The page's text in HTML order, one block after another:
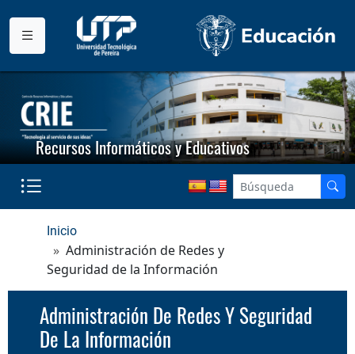
Recursos Informáticos y Educativos
Inicio
Administración de Redes y
Seguridad de la Información
Administración De Redes Y Seguridad
De La Información